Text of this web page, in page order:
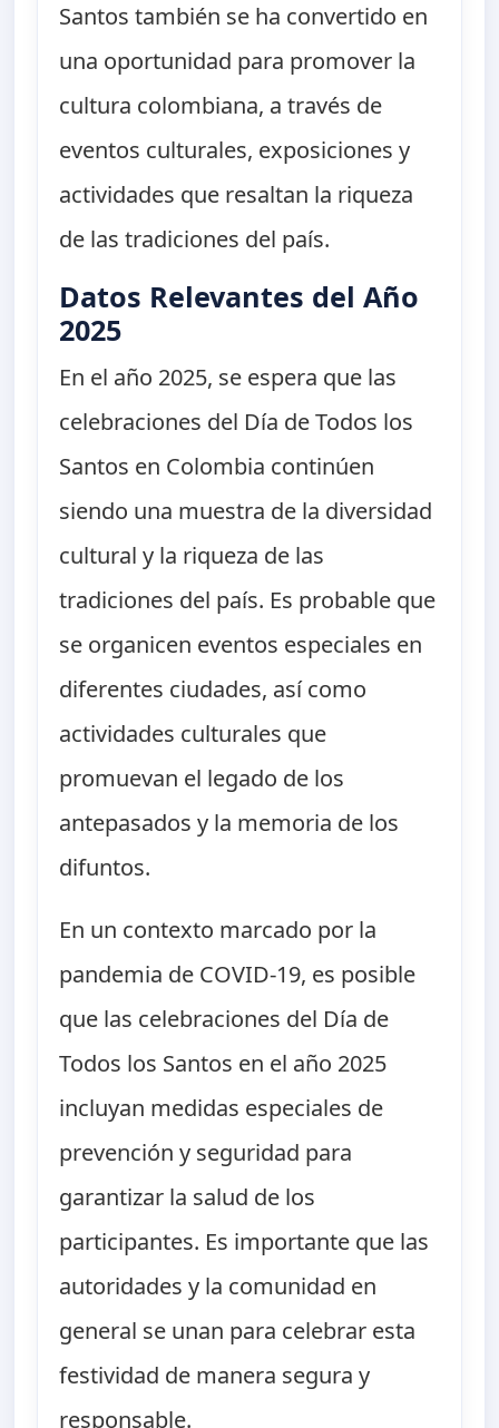
Santos también se ha convertido en
una oportunidad para promover la
cultura colombiana, a través de
eventos culturales, exposiciones y
actividades que resaltan la riqueza
de las tradiciones del país.
Datos Relevantes del Año
2025
En el año 2025, se espera que las
celebraciones del Día de Todos los
Santos en Colombia continúen
siendo una muestra de la diversidad
cultural y la riqueza de las
tradiciones del país. Es probable que
se organicen eventos especiales en
diferentes ciudades, así como
actividades culturales que
promuevan el legado de los
antepasados y la memoria de los
difuntos.
En un contexto marcado por la
pandemia de COVID-19, es posible
que las celebraciones del Día de
Todos los Santos en el año 2025
incluyan medidas especiales de
prevención y seguridad para
garantizar la salud de los
participantes. Es importante que las
autoridades y la comunidad en
general se unan para celebrar esta
festividad de manera segura y
responsable.